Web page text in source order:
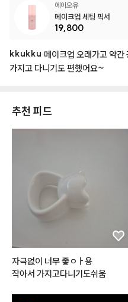
에이오유
메이크업 세팅 픽서
19,800
kkukku 메이크업 오래가고약간
가지고 다니기도편했어요~
추천 피드
자극없이 너무 좋ㅇㅏ용
작아서 가지고다니기도쉬움